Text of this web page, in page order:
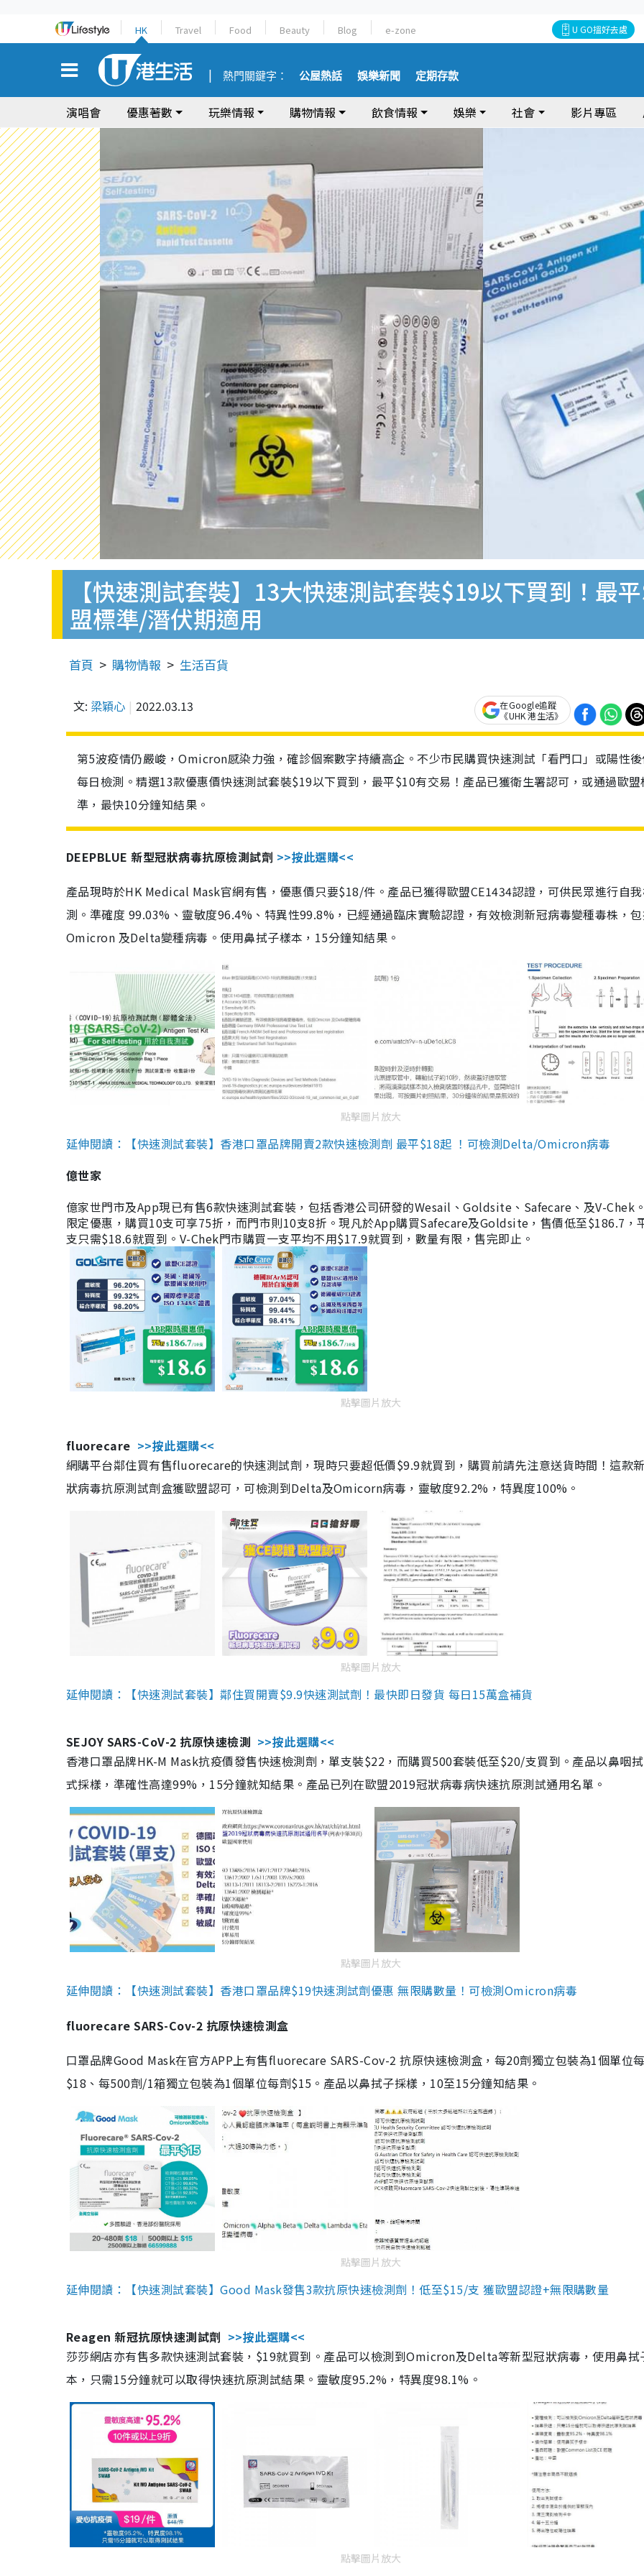
HK Travel Food Beauty Blog e-zone U GO搵好去處
熱門關鍵字： 公屋熱話 娛樂新聞 定期存款
演唱會 優惠著數 玩樂情報 購物情報 飲食情報 娛樂 社會 影片專區
【快速測試套裝】13大快速測試套裝$19以下買到！最
盟標準/潛伏期適用
首頁 購物情報 生活百貨
文: 梁穎心 2022.03.13
在Google追蹤
《UHK 港生活》
第5波疫情仍嚴峻，Omicron感染力強，確診個案數字持續高企。不少市民購買快速測試「看門口」或陽性
每日檢測。精選13款優惠價快速測試套裝$19以下買到，最平$10有交易！產品已獲衛生署認可，或通過歐盟
準，最快10分鐘知結果。
DEEPBLUE 新型冠狀病毒抗原檢測試劑 >>按此選購<<
產品現時於HK Medical Mask官網有售，優惠價只要$18/件。產品已獲得歐盟CE1434認證，可供民眾進行自
測。準確度 99.03%、靈敏度96.4%、特異性99.8%，已經通過臨床實驗認證，有效檢測新冠病毒變種毒株，
Omicron 及Delta變種病毒。使用鼻拭子樣本，15分鐘知結果。
點擊圖片放大
延伸閱讀：【快速測試套裝】香港口罩品牌開賣2款快速檢測劑 最平$18起 ！可檢測Delta/Omicron病毒
億世家
億家世門市及App現已有售6款快速測試套裝，包括香港公司研發的Wesail、Goldsite、Safecare、及V-Chek
限定優惠，購買10支可享75折，而門市則10支8折。現凡於App購買Safecare及Goldsite，售價低至$186.7，
支只需$18.6就買到。V-Chek門市購買一支平均不用$17.9就買到，數量有限，售完即止。
點擊圖片放大
fluorecare >>按此選購<<
網購平台鄰住買有售fluorecare的快速測試劑，現時只要超低價$9.9就買到，購買前請先注意送貨時間！這款
狀病毒抗原測試劑盒獲歐盟認可，可檢測到Delta及Omicorn病毒，靈敏度92.2%，特異度100%。
點擊圖片放大
延伸閱讀：【快速測試套裝】鄰住買開賣$9.9快速測試劑！最快即日發貨 每日15萬盒補貨
SEJOY SARS-CoV-2 抗原快速檢測 >>按此選購<<
香港口罩品牌HK-M Mask抗疫價發售快速檢測劑，單支裝$22，而購買500套裝低至$20/支買到。產品以鼻咽
式採樣，準確性高達99%，15分鐘就知結果。產品已列在歐盟2019冠狀病毒病快速抗原測試通用名單。
點擊圖片放大
延伸閱讀：【快速測試套裝】香港口罩品牌$19快速測試劑優惠 無限購數量！可檢測Omicron病毒
fluorecare SARS-Cov-2 抗原快速檢測盒
口罩品牌Good Mask在官方APP上有售fluorecare SARS-Cov-2 抗原快速檢測盒，每20劑獨立包裝為1個單位
$18、每500劑/1箱獨立包裝為1個單位每劑$15。產品以鼻拭子採樣，10至15分鐘知結果。
點擊圖片放大
延伸閱讀：【快速測試套裝】Good Mask發售3款抗原快速檢測劑！低至$15/支 獲歐盟認證+無限購數量
Reagen 新冠抗原快速測試劑 >>按此選購<<
莎莎網店亦有售多款快速測試套裝，$19就買到。產品可以檢測到Omicron及Delta等新型冠狀病毒，使用鼻拭
本，只需15分鐘就可以取得快速抗原測試結果。靈敏度95.2%，特異度98.1%。
點擊圖片放大